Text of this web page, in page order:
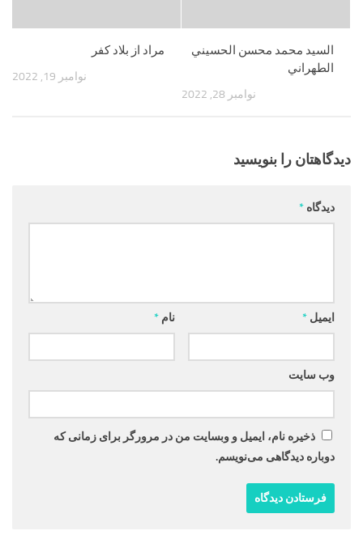
مراد از بلاد كفر
نوامبر 19, 2022
السيد محمد محسن الحسيني
الطهراني
نوامبر 28, 2022
دیدگاهتان را بنویسید
دیدگاه *
نام * ایمیل *
وب‌ سایت
ذخیره نام، ایمیل و وبسایت من در مرورگر برای زمانی که
دوباره دیدگاهی می‌نویسم.